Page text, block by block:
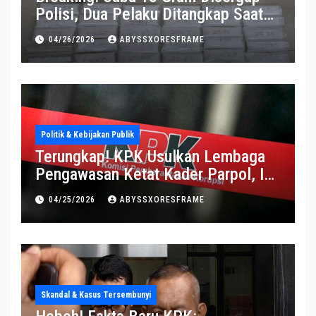
Polisi, Dua Pelaku Ditangkap Saat
Operasi Berlangsung Di Tempat
04/26/2026 ABYSSXORESFRAME
Politik & Kebijakan Publik
Terungkap! KPK Usulkan Lembaga
Pengawasan Ketat Kader Parpol, Ini
Alasannya
04/25/2026 ABYSSXORESFRAME
Skandal & Kasus Tersembunyi